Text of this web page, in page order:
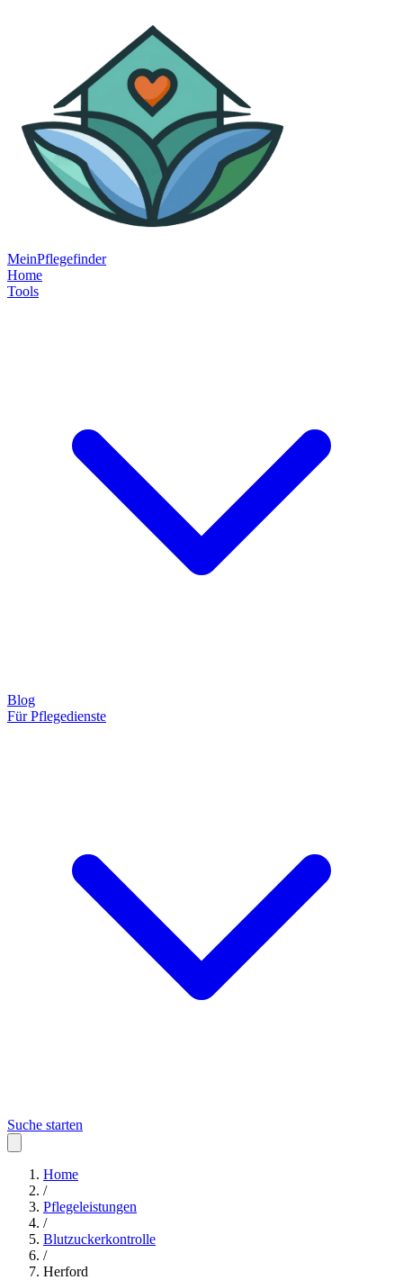
MeinPflegefinder
Home
Tools
Blog
Für Pflegedienste
Suche starten
Home
/
Pflegeleistungen
/
Blutzuckerkontrolle
/
Herford